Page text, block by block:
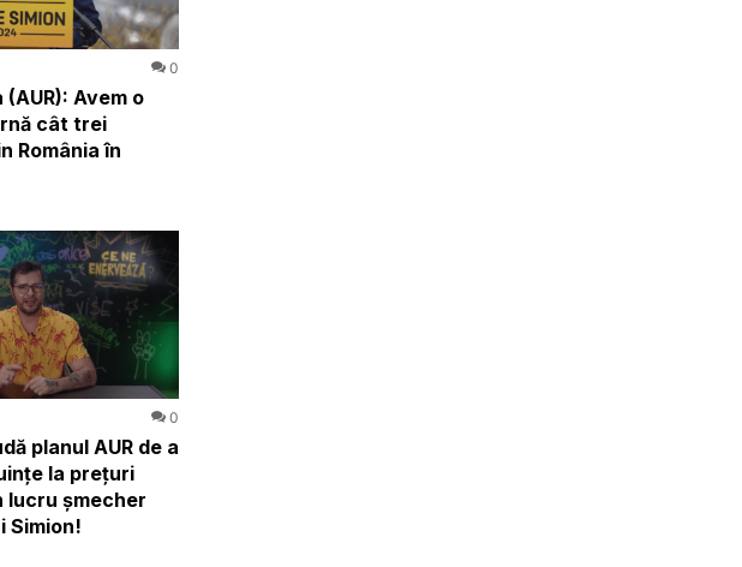
0
Avem o
cât trei
România în
0
planul AUR de a
la prețuri
lucru șmecher
Simion!